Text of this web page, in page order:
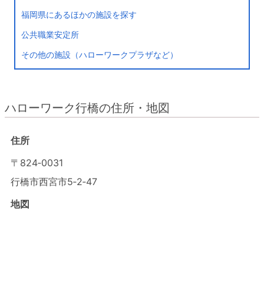
福岡県にあるほかの施設を探す
公共職業安定所
その他の施設（ハローワークプラザなど）
ハローワーク行橋の住所・地図
住所
〒824‐0031
行橋市西宮市5‐2‐47
地図